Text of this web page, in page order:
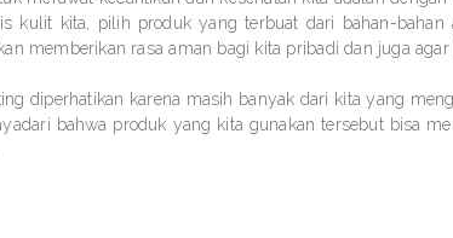
kulit kita, pilih produk yang terbuat dari bahan-
memberikan rasa aman bagi kita pribadi dan juga
diperhatikan karena masih banyak dari kita yang
bahwa produk yang kita gunakan tersebut bisa